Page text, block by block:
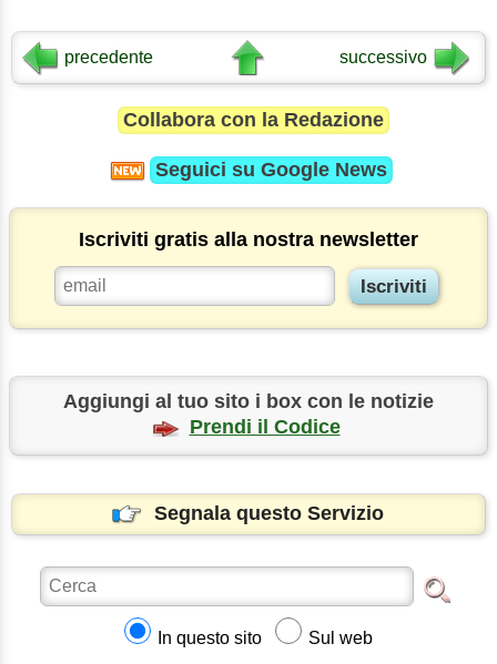
precedente successivo
Collabora con la Redazione
Seguici su Google News
Iscriviti gratis alla nostra newsletter
Aggiungi al tuo sito i box con le notizie
Prendi il Codice
Segnala questo Servizio
In questo sito Sul web